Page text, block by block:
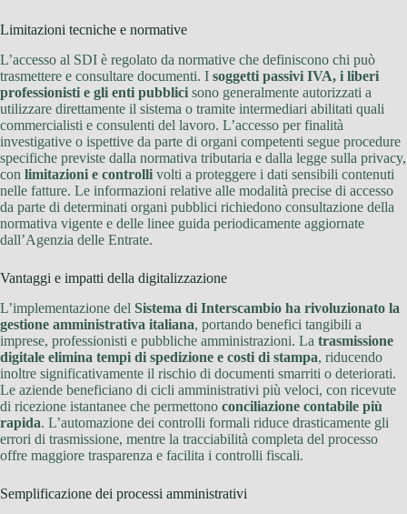
Limitazioni tecniche e normative
L’accesso al SDI è regolato da normative che definiscono chi può
trasmettere e consultare documenti. I soggetti passivi IVA, i liberi
professionisti e gli enti pubblici sono generalmente autorizzati a
utilizzare direttamente il sistema o tramite intermediari abilitati quali
commercialisti e consulenti del lavoro. L’accesso per finalità
investigative o ispettive da parte di organi competenti segue procedure
specifiche previste dalla normativa tributaria e dalla legge sulla privacy,
con limitazioni e controlli volti a proteggere i dati sensibili contenuti
nelle fatture. Le informazioni relative alle modalità precise di accesso
da parte di determinati organi pubblici richiedono consultazione della
normativa vigente e delle linee guida periodicamente aggiornate
dall’Agenzia delle Entrate.
Vantaggi e impatti della digitalizzazione
L’implementazione del Sistema di Interscambio ha rivoluzionato la
gestione amministrativa italiana, portando benefici tangibili a
imprese, professionisti e pubbliche amministrazioni. La trasmissione
digitale elimina tempi di spedizione e costi di stampa, riducendo
inoltre significativamente il rischio di documenti smarriti o deteriorati.
Le aziende beneficiano di cicli amministrativi più veloci, con ricevute
di ricezione istantanee che permettono conciliazione contabile più
rapida. L’automazione dei controlli formali riduce drasticamente gli
errori di trasmissione, mentre la tracciabilità completa del processo
offre maggiore trasparenza e facilita i controlli fiscali.
Semplificazione dei processi amministrativi